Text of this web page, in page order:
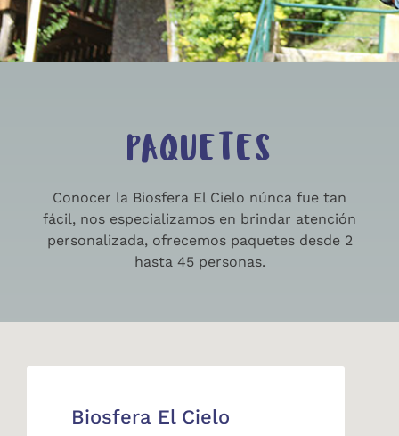
PAQUETES
Conocer la Biosfera El Cielo núnca fue tan
fácil, nos especializamos en brindar atención
personalizada, ofrecemos paquetes desde 2
hasta 45 personas.
Biosfera El Cielo